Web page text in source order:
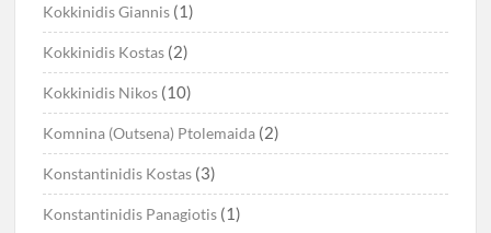
Kokkinidis Giannis (1)
Kokkinidis Kostas (2)
Kokkinidis Nikos (10)
Komnina (Outsena) Ptolemaida (2)
Konstantinidis Kostas (3)
Konstantinidis Panagiotis (1)